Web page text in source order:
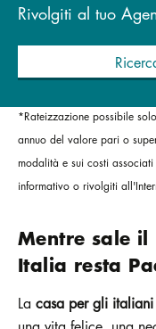
Rivolgiti al tuo
*Rateizzazione possibile
annuo del valore pari o
modalità e sui costi
informativo o rivolgiti
Mentre sale
Italia resta
La casa per gli